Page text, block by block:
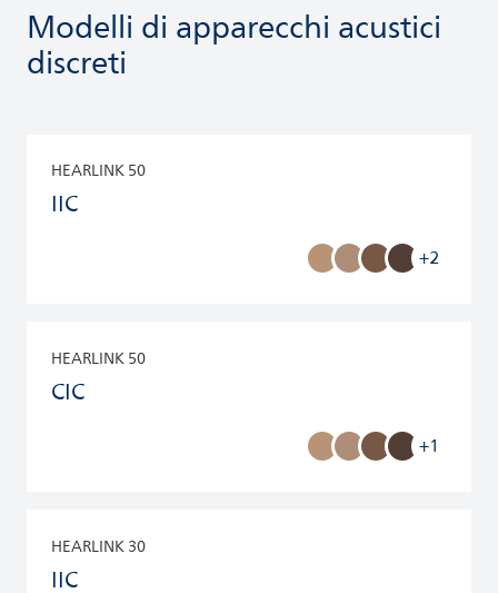
Modelli di apparecchi acustici
discreti
HEARLINK 50
IIC
+2
HEARLINK 50
CIC
+1
HEARLINK 30
IIC